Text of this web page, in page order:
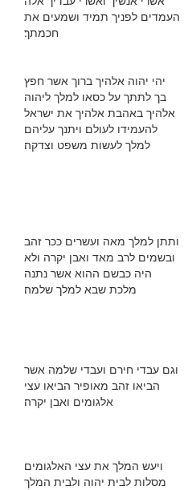
העמדים לפניך תמיד ושמעים את
חכמתך׃
יהי יהוה אלהיך ברוך אשר חפץ
בך לתתך על כסאו למלך ליהוה
אלהיך באהבת אלהיך את ישראל
להעמידו לעולם ויתנך עליהם
למלך לעשות משפט וצדקה׃
ותתן למלך מאה ועשרים ככר זהב
ובשמים לרב מאד ואבן יקרה ולא
היה כבשם ההוא אשר נתנה
מלכת שבא למלך שלמה׃
וגם עבדי חירם ועבדי שלמה אשר
הביאו זהב מאופיר הביאו עצי
אלגומים ואבן יקרה׃
ויעש המלך את עצי האלגומים
מסלות לבית יהוה ולבית המלך